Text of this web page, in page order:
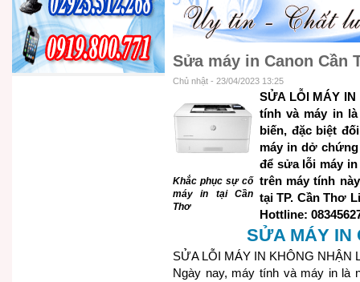
Sửa máy in Canon Cần
Chủ nhật - 23/04/2023 13:25
Khắc phục sự cố
máy in tại Cần
Thơ
SỬA LỖI MÁY IN
tính và máy in
biến, đặc biệt
máy in dở
để sửa lỗi máy
trên máy tính
tại TP. Cần Thơ
Hottline:
SỬA MÁY IN
SỬA LỖI MÁY IN KHÔNG NHẬN
Ngày nay, máy tính và máy in là